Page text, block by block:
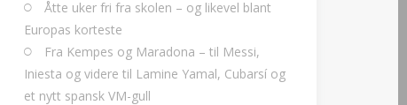
Åtte uker fri fra skolen – og likevel blant
Europas korteste
Fra Kempes og Maradona – til Messi,
Iniesta og videre til Lamine Yamal, Cubarsí og
et nytt spansk VM-gull